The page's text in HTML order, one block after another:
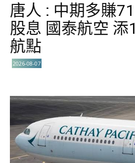
唐人 : 中期多賺
股息 國泰航空 添
航點
2026-08-07